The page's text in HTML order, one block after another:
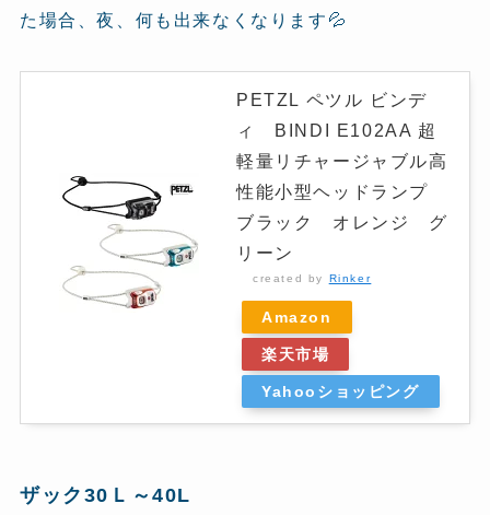
た場合、夜、何も出来なくなります💦
PETZL ペツル ビンデ
ィ BINDI E102AA 超
軽量リチャージャブル高
性能小型ヘッドランプ
ブラック オレンジ グ
リーン
created by Rinker
Amazon
楽天市場
Yahooショッピング
ザック30Ｌ～40L